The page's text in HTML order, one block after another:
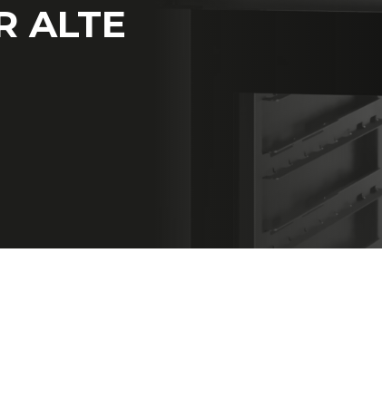
ALTE